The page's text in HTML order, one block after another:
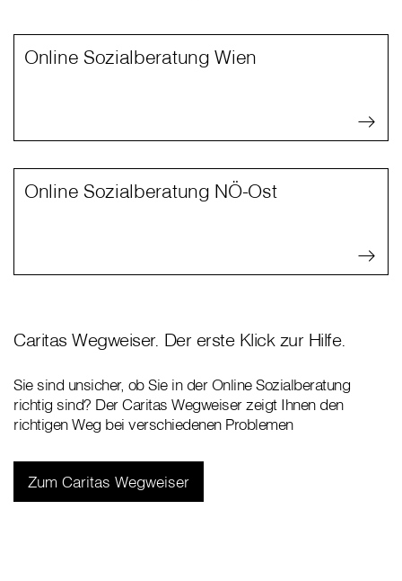
Online Sozialberatung Wien
Online Sozialberatung NÖ-Ost
Caritas Wegweiser. Der erste Klick zur Hilfe.
Sie sind unsicher, ob Sie in der Online Sozialberatung
richtig sind? Der Caritas Wegweiser zeigt Ihnen den
richtigen Weg bei verschiedenen Problemen
Zum Caritas Wegweiser